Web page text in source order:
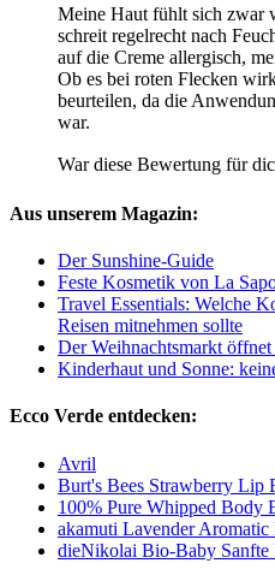
Meine Haut fühlt sich zwar
schreit regelrecht nach
auf die Creme allergisch,
Ob es bei roten Flecken
beurteilen, da die
war.
War diese Bewertung für
Aus unserem Magazin:
Der Sunshine-Guide
Feste Kosmetik von La
Travel Essentials: Welche
Reisen mitnehmen sollte
Der Weihnachtsmarkt öffnet
Kinderhaut und Sonne:
Ecco Verde entdecken:
Avril
Burt's Bees Strawberry Lip
100% Pure Whipped Body
akamuti Lavender Aromatic
dieNikolai Bio-Baby Sanfte